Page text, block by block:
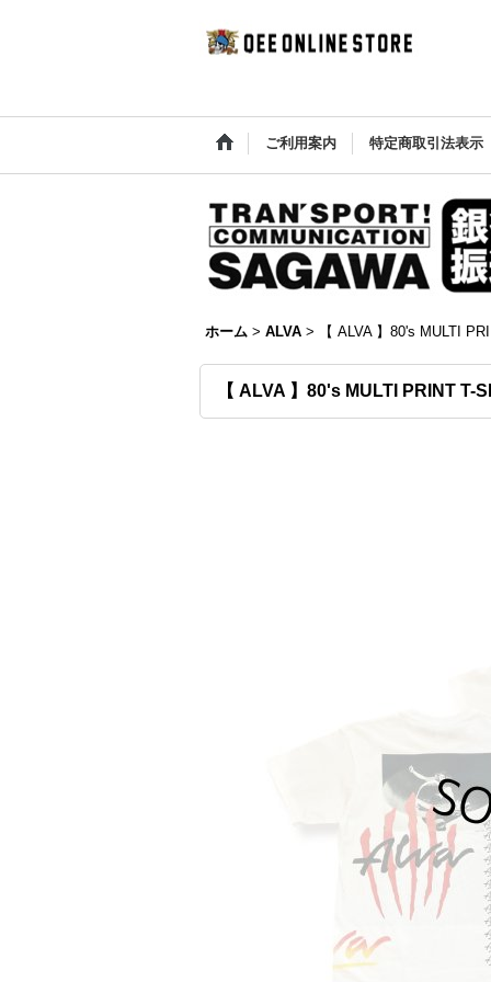
ご利用案内 特定商取引法表示
ホーム > ALVA > 【 ALVA 】80's MULTI
【 ALVA 】80's MULTI PRINT T-